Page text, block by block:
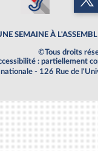
SEMAINE À
©Tous droits
: partiellement
nationale - 126 Rue de